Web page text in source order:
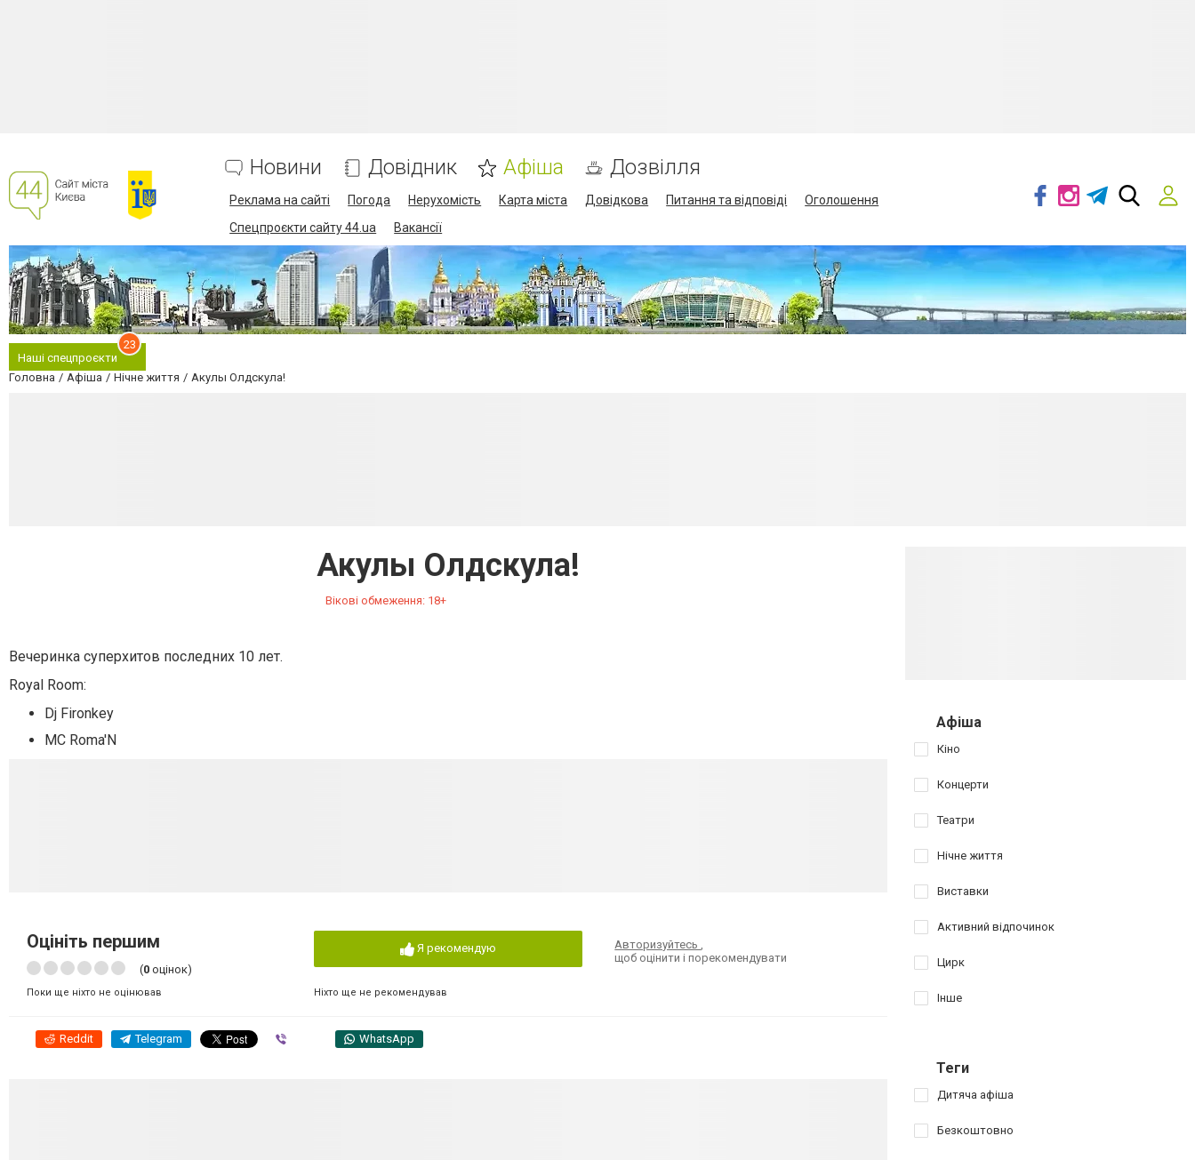
Новини Довідник Афіша Дозвілля
Реклама на сайті Погода Нерухомість Карта міста Довідкова Питання та відповіді
Оголошення
Спецпроєкти сайту 44.ua
Вакансії
Наші спецпроєкти
23
Головна Афіша Нічне життя Акулы Олдскула!
Акулы Олдскула!
Вікові обмеження: 18+
Вечеринка суперхитов последних 10 лет.
Royal Room:
Dj Fironkey
MC Roma'N
Оцініть першим
(0 оцінок)
Поки ще ніхто не оцінював
Я рекомендую
Ніхто ще не рекомендував
Авторизуйтесь,
щоб оцінити і порекомендувати
Reddit Telegram WhatsApp
Афіша
Кіно
Концерти
Театри
Нічне життя
Виставки
Активний відпочинок
Цирк
Інше
Теги
Дитяча афіша
Безкоштовно